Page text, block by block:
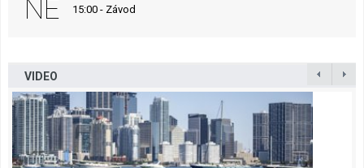
NE 15:00 - Závod
VIDEO